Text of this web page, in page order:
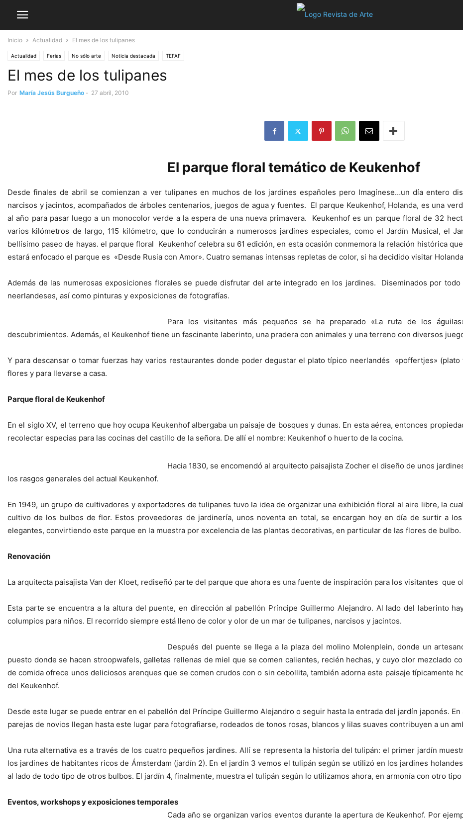
Inicio Actualidad El mes de los tulipanes
Actualidad Ferias No sólo arte Noticia destacada TEFAF
El mes de los tulipanes
Por María Jesús Burgueño - 27 abril, 2010
El parque floral temático de Keukenhof
Desde finales de abril se comienzan a ver tulipanes en muchos de los jardines españoles pero Imagínese…un día entero
narcisos y jacintos, acompañados de árboles centenarios, juegos de agua y fuentes. El parque Keukenhof, Holanda, es una
al año para pasar luego a un monocolor verde a la espera de una nueva primavera. Keukenhof es un parque floral de 32
varios kilómetros de largo, 115 kilómetro, que lo conducirán a numerosos jardines especiales, como el Jardín Musical, el
bellísimo paseo de hayas. el parque floral Keukenhof celebra su 61 edición, en esta ocasión conmemora la relación histórica
estará enfocado el parque es «Desde Rusia con Amor». Cuatro semanas intensas repletas de color, si ha decidido visitar
Además de las numerosas exposiciones florales se puede disfrutar del arte integrado en los jardines. Diseminados por
neerlandeses, así como pinturas y exposiciones de fotografías.
Para los visitantes más pequeños se ha preparado «La ruta de los
descubrimientos. Además, el Keukenhof tiene un fascinante laberinto, una pradera con animales y una terreno con diversos
Y para descansar o tomar fuerzas hay varios restaurantes donde poder degustar el plato típico neerlandés «poffertjes»
flores y para llevarse a casa.
Parque floral de Keukenhof
En el siglo XV, el terreno que hoy ocupa Keukenhof albergaba un paisaje de bosques y dunas. En esta aérea, entonces
recolectar especias para las cocinas del castillo de la señora. De allí el nombre: Keukenhof o huerto de la cocina.
Hacia 1830, se encomendó al arquitecto paisajista Zocher el diseño de unos
los rasgos generales del actual Keukenhof.
En 1949, un grupo de cultivadores y exportadores de tulipanes tuvo la idea de organizar una exhibición floral al aire libre, la
cultivo de los bulbos de flor. Estos proveedores de jardinería, unos noventa en total, se encargan hoy en día de surtir a
elegantes, convirtiendo este parque en la muestra por excelencia de las plantas decorativas, en particular de las flores de bulbo.
Renovación
La arquitecta paisajista Van der Kloet, rediseñó parte del parque que ahora es una fuente de inspiración para los visitantes que
Esta parte se encuentra a la altura del puente, en dirección al pabellón Príncipe Guillermo Alejandro. Al lado del laberinto
columpios para niños. El recorrido siempre está lleno de color y olor de un mar de tulipanes, narcisos y jacintos.
Después del puente se llega a la plaza del molino Molenplein, donde un
puesto donde se hacen stroopwafels, galletas rellenas de miel que se comen calientes, recién hechas, y cuyo olor mezclado
de comida ofrece unos deliciosos arenques que se comen crudos con o sin cebollita, también adorna este paisaje típicamente
del Keukenhof.
Desde este lugar se puede entrar en el pabellón del Príncipe Guillermo Alejandro o seguir hasta la entrada del jardín japonés.
parejas de novios llegan hasta este lugar para fotografiarse, rodeados de tonos rosas, blancos y lilas suaves contribuyen a un
Una ruta alternativa es a través de los cuatro pequeños jardines. Allí se representa la historia del tulipán: el primer jardín
los jardines de habitantes ricos de Ámsterdam (jardín 2). En el jardín 3 vemos el tulipán según se utilizó en los jardines
al lado de todo tipo de otros bulbos. El jardín 4, finalmente, muestra el tulipán según lo utilizamos ahora, en armonía con otro
Eventos, workshops y exposiciones temporales
Cada año se organizan varios eventos durante la apertura de Keukenhof. Por